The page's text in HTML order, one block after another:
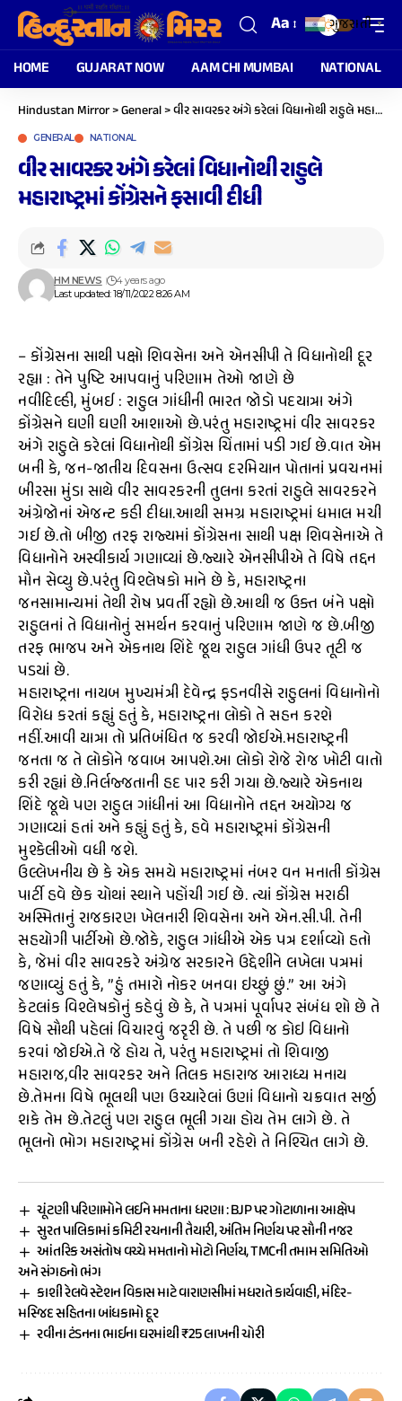
Aa
HOME GUJARAT NOW AAM CHI MUMBAI NATIONAL
Hindustan Mirror>General>વીર સાવરકર અંગે કરેલાં વિધાનોથી રાહુલે મહારાષ્ટ્રમાં કોંગ્રેસને ફસાવી દીધી
GENERAL NATIONAL
વીર સાવરકર અંગે કરેલાં વિધાનોથી રાહુલે
મહારાષ્ટ્રમાં કોંગ્રેસને ફસાવી દીધી
Last updated: 18/11/2022 8:26 AM
HM NEWS 4 years ago
– કોંગ્રેસના સાથી પક્ષો શિવસેના અને એનસીપી તે વિધાનોથી દૂર
રહ્યા : તેને પુષ્ટિ આપવાનું પરિણામ તેઓ જાણે છે
નવીદિલ્હી, મુંબઈ : રાહુલ ગાંધીની ભારત જોડો પદયાત્રા અંગે
કોંગ્રેસને ઘણી ઘણી આશાઓ છે.પરંતુ મહારાષ્ટ્રમાં વીર સાવરકર
અંગે રાહુલે કરેલાં વિધાનોથી કોંગ્રેસ ચિંતામાં પડી ગઈ છે.વાત એમ
બની કે, જન-જાતીય દિવસના ઉત્સવ દરમિયાન પોતાનાં પ્રવચનમાં
બીરસા મુંડા સાથે વીર સાવરકરની તુલના કરતાં રાહુલે સાવરકરને
અંગ્રેજોનાં એજન્ટ કહી દીધા.આથી સમગ્ર મહારાષ્ટ્રમાં ધમાલ મચી
ગઈ છે.તો બીજી તરફ રાજ્યમાં કોંગ્રેસના સાથી પક્ષ શિવસેનાએ તે
વિધાનોને અસ્વીકાર્ય ગણાવ્યાં છે.જ્યારે એનસીપીએ તે વિષે તદ્દન
મૌન સેવ્યુ છે.પરંતુ વિશ્લેષકો માને છે કે, મહારાષ્ટ્રના
જનસામાન્યમાં તેથી રોષ પ્રવર્તી રહ્યો છે.આથી જ ઉક્ત બંને પક્ષો
રાહુલનાં તે વિધાનોનું સમર્થન કરવાનું પરિણામ જાણે જ છે.બીજી
તરફ ભાજપ અને એકનાથ શિંદે જૂથ રાહુલ ગાંધી ઉપર તૂટી જ
પડયાં છે.
મહારાષ્ટ્રના નાયબ મુખ્યમંત્રી દેવેન્દ્ર ફડનવીસે રાહુલનાં વિધાનોનો
વિરોધ કરતાં કહ્યું હતું કે, મહારાષ્ટ્રના લોકો તે સહન કરશે
નહીં.આવી યાત્રા તો પ્રતિબંધિત જ કરવી જોઈએ.મહારાષ્ટ્રની
જનતા જ તે લોકોને જવાબ આપશે.આ લોકો રોજે રોજ ખોટી વાતો
કરી રહ્યાં છે.નિર્લજ્જતાની હદ પાર કરી ગયા છે.જ્યારે એકનાથ
શિંદે જૂથે પણ રાહુલ ગાંધીનાં આ વિધાનોને તદ્દન અયોગ્ય જ
ગણાવ્યાં હતાં અને કહ્યું હતું કે, હવે મહારાષ્ટ્રમાં કોંગ્રેસની
મુશ્કેલીઓ વધી જશે.
ઉલ્લેખનીય છે કે એક સમયે મહારાષ્ટ્રમાં નંબર વન મનાતી કોંગ્રેસ
પાર્ટી હવે છેક ચોથાં સ્થાને પહોંચી ગઈ છે. ત્યાં કોંગ્રેસ મરાઠી
અસ્મિતાનું રાજકારણ ખેલનારી શિવસેના અને એન.સી.પી. તેની
સહયોગી પાર્ટીઓ છે.જોકે, રાહુલ ગાંધીએ એક પત્ર દર્શાવ્યો હતો
કે, જેમાં વીર સાવરકરે અંગ્રેજ સરકારને ઉદ્દેશીને લખેલા પત્રમાં
જણાવ્યું હતું કે, ”હું તમારો નોકર બનવા ઇચ્છું છું.” આ અંગે
કેટલાંક વિશ્લેષકોનું કહેવું છે કે, તે પત્રમાં પૂર્વાપર સંબંધ શો છે તે
વિષે સૌથી પહેલાં વિચારવું જરૃરી છે. તે પછી જ કોઇ વિધાનો
કરવાં જોઈએ.તે જે હોય તે, પરંતુ મહારાષ્ટ્રમાં તો શિવાજી
મહારાજ,વીર સાવરકર અને તિલક મહારાજ આરાધ્ય મનાય
છે.તેમના વિષે ભૂલથી પણ ઉચ્ચારેલાં ઉણાં વિધાનો ચક્રવાત સર્જી
શકે તેમ છે.તેટલું પણ રાહુલ ભૂલી ગયા હોય તેમ લાગે છે. તે
ભૂલનો ભોગ મહારાષ્ટ્રમાં કોંગ્રેસ બની રહેશે તે નિશ્ચિત લાગે છે.
ચૂંટણી પરિણામોને લઈને મમતાના ધરણા : BJP પર ગોટાળાના આક્ષેપ
સુરત પાલિકામાં કમિટી રચનાની તૈયારી, અંતિમ નિર્ણય પર સૌની નજર
આંતરિક અસંતોષ વચ્ચે મમતાનો મોટો નિર્ણય, TMCની તમામ સમિતિઓ
અને સંગઠનો ભંગ
કાશી રેલવે સ્ટેશન વિકાસ માટે વારાણસીમાં મધરાતે કાર્યવાહી, મંદિર-
મસ્જિદ સહિતના બાંધકામો દૂર
રવીના ટંડનના ભાઈના ઘરમાંથી ₹25 લાખની ચોરી
ગુજરાતી ▼